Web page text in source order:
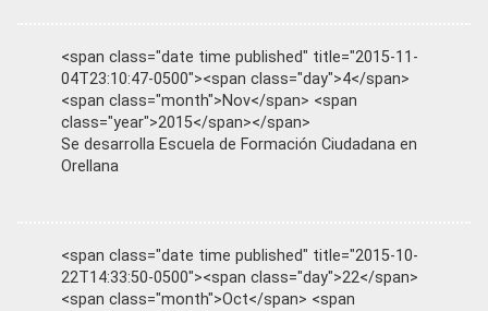
<span class="date time published" title="2015-11-
04T23:10:47-0500"><span class="day">4</span>
<span class="month">Nov</span> <span
class="year">2015</span></span>
Se desarrolla Escuela de Formación Ciudadana en
Orellana
<span class="date time published" title="2015-10-
22T14:33:50-0500"><span class="day">22</span>
<span class="month">Oct</span> <span